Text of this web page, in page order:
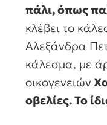
πάλι, όπως
κλέβει το
Αλεξάνδρα
κάλεσμα, με
οικογενειών
οβελίες. Το